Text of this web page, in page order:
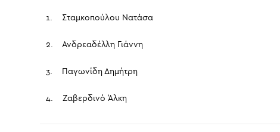
1. Σταμκοπούλου Νατάσα
2. Ανδρεαδέλλη Γιάννη
3. Παγωνίδη Δημήτρη
4. Ζαβερδινό Άλκη